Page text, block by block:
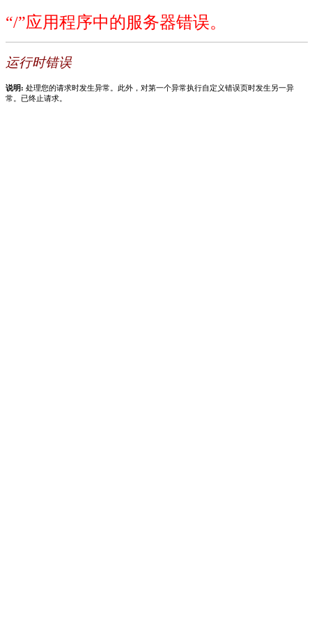
“/”应用程序中的服务器错误。
运行时错误
说明: 处理您的请求时发生异常。此外，对第一个异常执行自定义错误页时发生另一异
常。已终止请求。